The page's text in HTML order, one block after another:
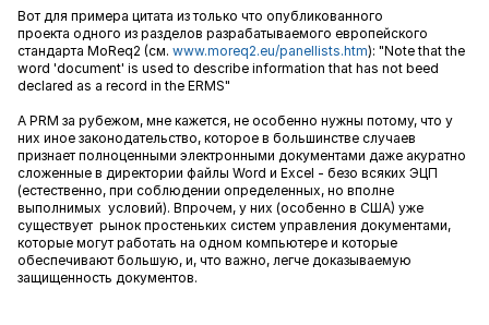
Вот для примера цитата из только что опубликованного
проекта одного из разделов разрабатываемого европейского
стандарта MoReq2 (см. www.moreq2.eu/panellists.htm): "Note that the
word 'document' is used to describe information that has not beed
declared as a record in the ERMS"
А PRM за рубежом, мне кажется, не особенно нужны потому, что у
них иное законодательство, которое в большинстве случаев
признает полноценными электронными документами даже акуратно
сложенные в директории файлы Word и Excel - безо всяких ЭЦП
(естественно, при соблюдении определенных, но вполне
выполнимых условий). Впрочем, у них (особенно в США) уже
существует рынок простеньких систем управления документами,
которые могут работать на одном компьютере и которые
обеспечивают большую, и, что важно, легче доказываемую
защищенность документов.